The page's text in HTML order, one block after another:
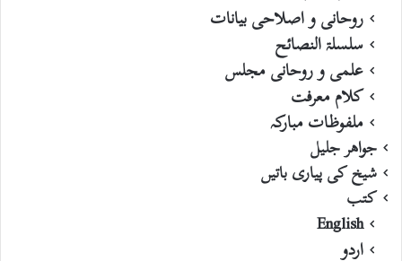
روحانی و اصلاحی بیانات
سلسلۃ النصائح
علمی و روحانی مجلس
کلام معرفت
ملفوظات مبارکہ
جواھر جلیل
شیخ کی پیاری باتیں
کتب
English
اردو